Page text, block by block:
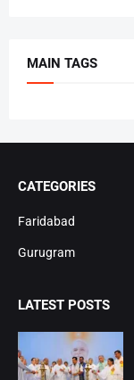
MAIN TAGS
CATEGORIES
Faridabad
Gurugram
LATEST POSTS